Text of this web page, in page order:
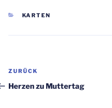
KATEGORIEN
KARTEN
Beitragsnavigation
Vorheriger
Beitrag
ZURÜCK
Herzen zu Muttertag